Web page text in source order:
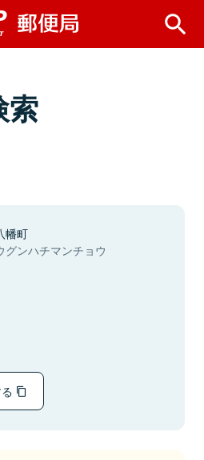
索
幡町
グンハチマンチョウ